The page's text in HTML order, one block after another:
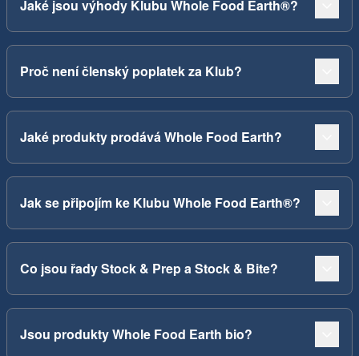
Jaké jsou výhody Klubu Whole Food Earth®?
Proč není členský poplatek za Klub?
Jaké produkty prodává Whole Food Earth?
Jak se připojím ke Klubu Whole Food Earth®?
Co jsou řady Stock & Prep a Stock & Bite?
Jsou produkty Whole Food Earth bio?